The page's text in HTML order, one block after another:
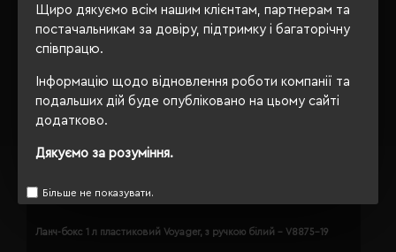
Щиро дякуємо всім нашим клієнтам, партнерам та
постачальникам за довіру, підтримку і багаторічну
співпрацю.
Інформацію щодо відновлення роботи компанії та
подальших дій буде опубліковано на цьому сайті
додатково.
Дякуємо за розуміння.
Більше не показувати.
Ланч-бокс 1 л пластиковий Voyager, з ручкою білий - V8875-19